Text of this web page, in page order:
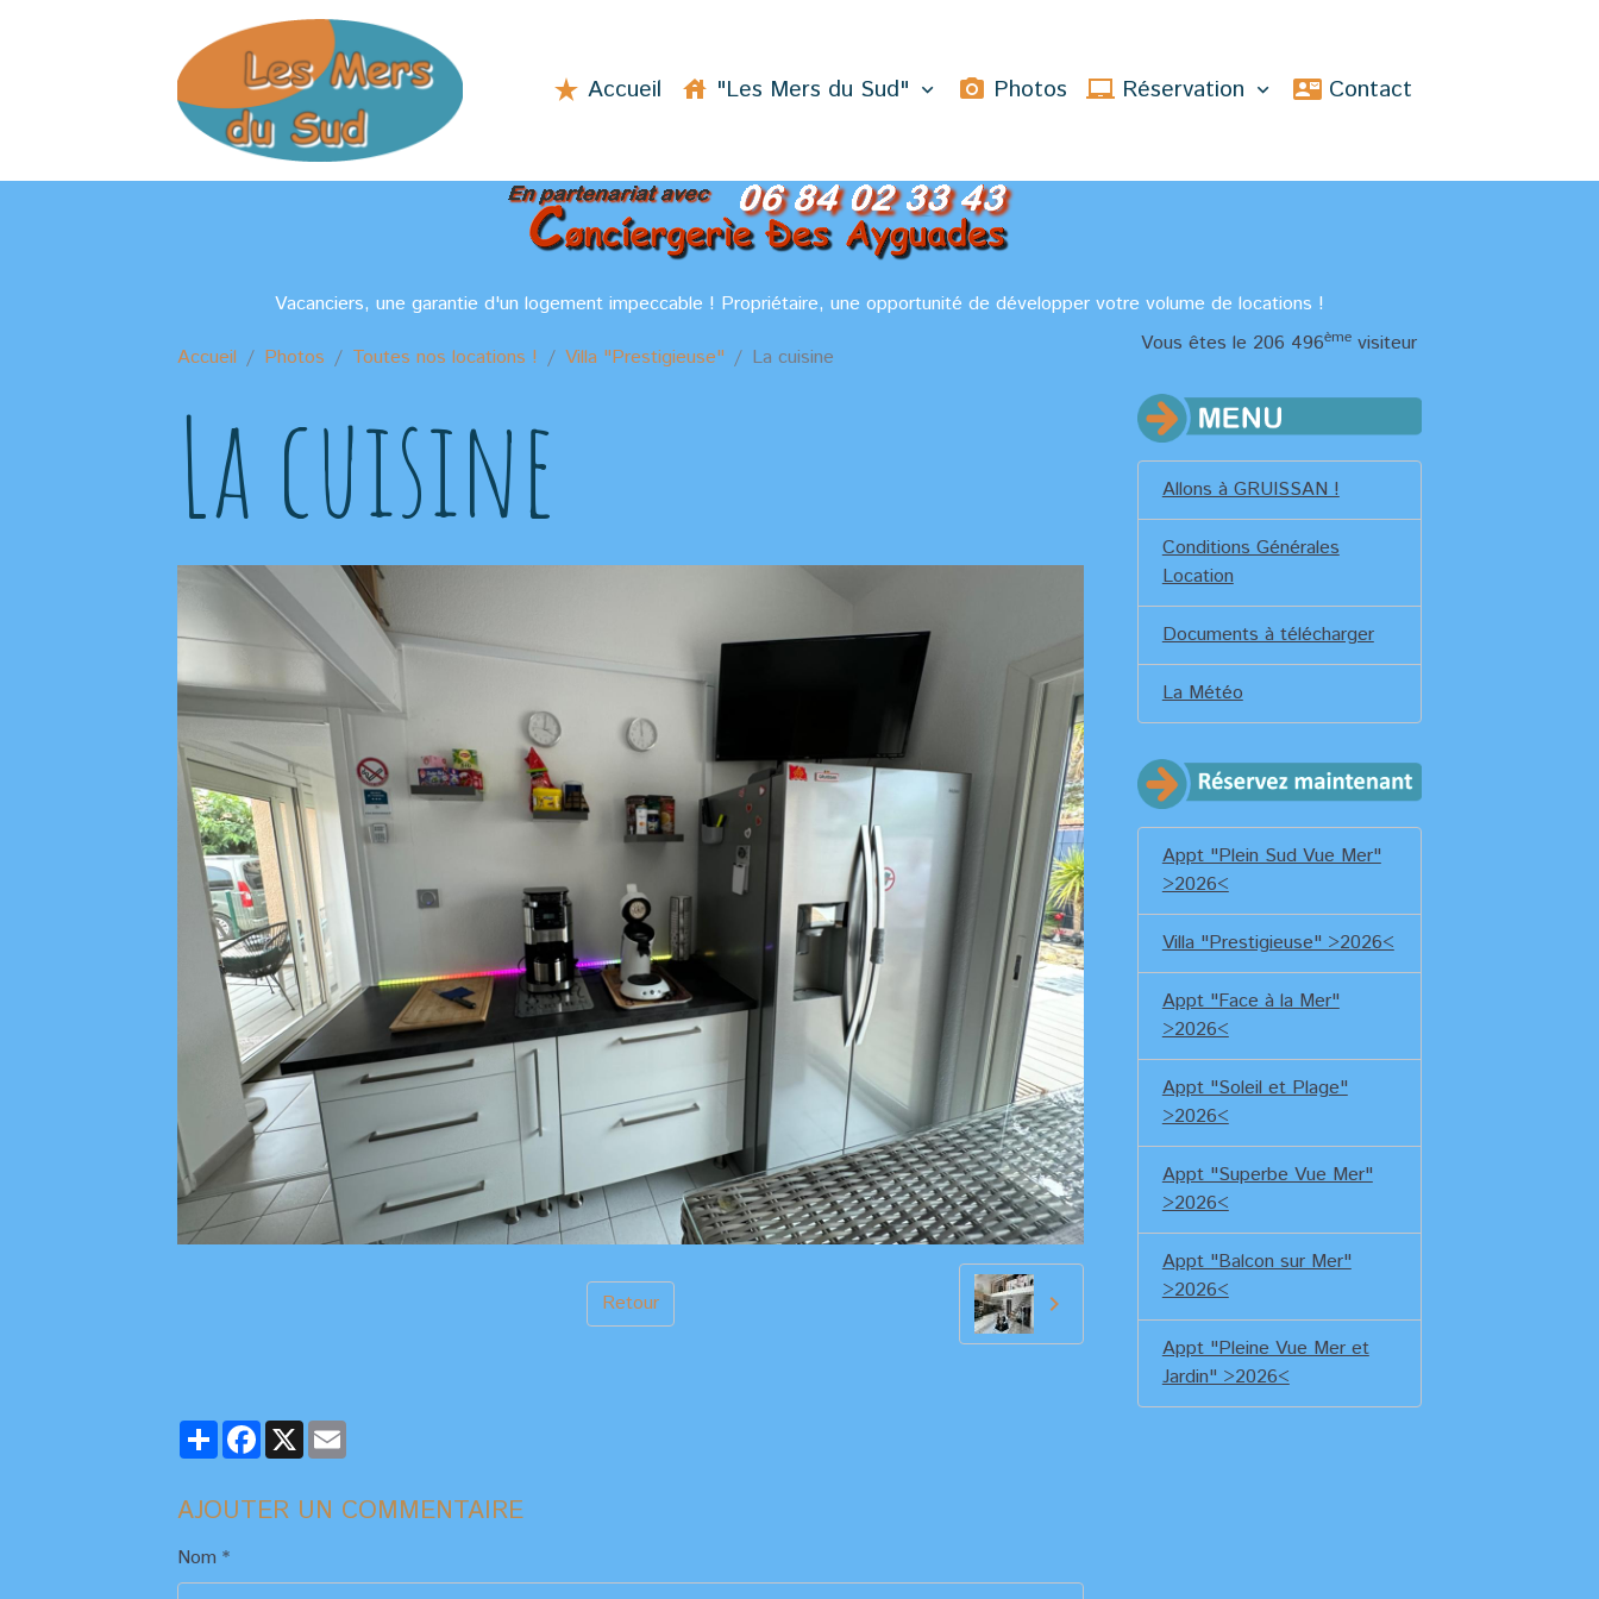
Accueil "Les Mers du Sud" Photos Réservation Contact
Vacanciers, une garantie d'un logement impeccable ! Propriétaire, une opportunité de développer votre volume de locations !
Accueil
Photos Toutes nos locations ! Villa "Prestigieuse" La cuisine
La cuisine
Retour
PartagerFacebook
X
AJOUTER UN COMMENTAIRE
Nom
Vous êtes le 206 496ème visiteur
Allons à GRUISSAN !
Conditions Générales
Location
Documents à télécharger
La Météo
Appt "Plein Sud Vue Mer"
>2026<
Villa "Prestigieuse" >2026<
Appt "Face à la Mer"
>2026<
Appt "Soleil et Plage"
>2026<
Appt "Superbe Vue Mer"
>2026<
Appt "Balcon sur Mer"
>2026<
Appt "Pleine Vue Mer et
Jardin" >2026<